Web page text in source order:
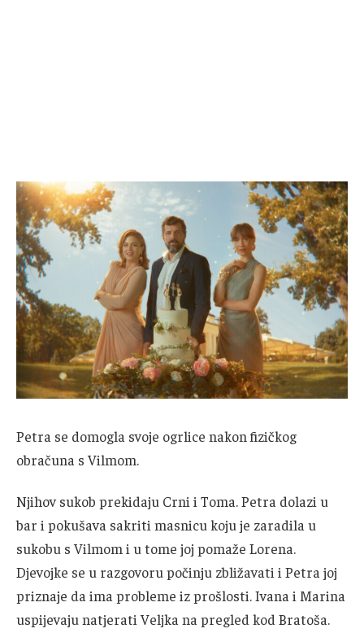
Petra se domogla svoje ogrlice nakon fizičkog
obračuna s Vilmom.
Njihov sukob prekidaju Crni i Toma. Petra dolazi u
bar i pokušava sakriti masnicu koju je zaradila u
sukobu s Vilmom i u tome joj pomaže Lorena.
Djevojke se u razgovoru počinju zbližavati i Petra joj
priznaje da ima probleme iz prošlosti. Ivana i Marina
uspijevaju natjerati Veljka na pregled kod Bratoša.